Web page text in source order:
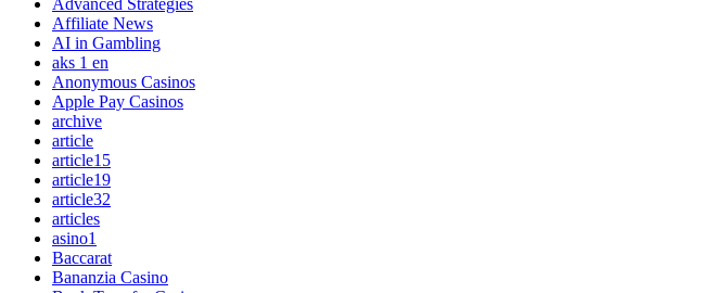
Advanced Strategies
Affiliate News
AI in Gambling
aks 1 en
Anonymous Casinos
Apple Pay Casinos
archive
article
article15
article19
article32
articles
asino1
Baccarat
Bananzia Casino